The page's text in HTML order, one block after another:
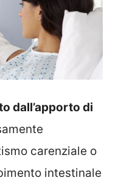
dall’apporto di
carenziale o
intestinale